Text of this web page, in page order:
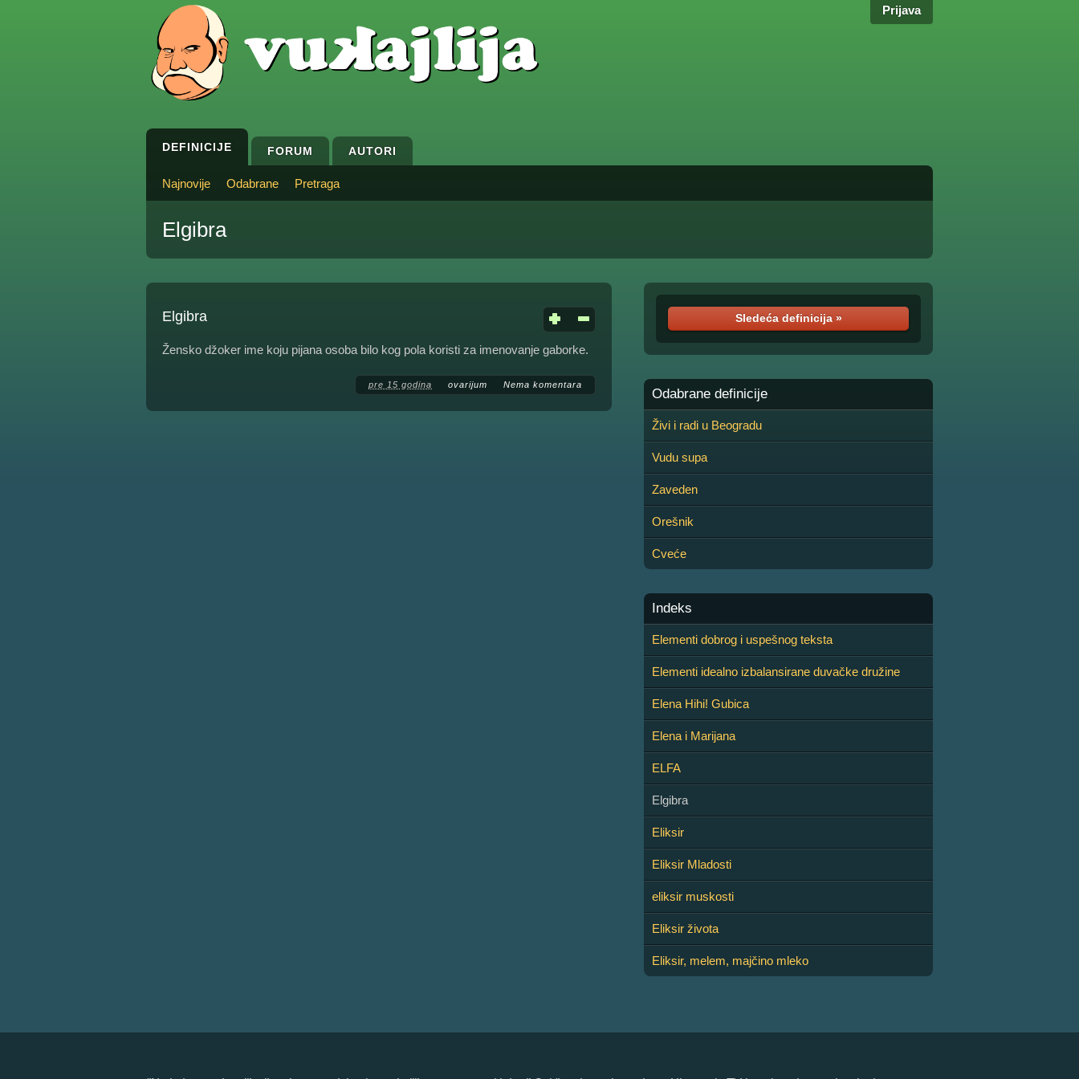
Prijava
DEFINICIJE FORUM AUTORI
Najnovije Odabrane Pretraga
Elgibra
Elgibra
Žensko džoker ime koju pijana osoba bilo kog pola koristi za imenovanje gaborke.
pre 15 godina ovarijum Nema komentara
Sledeća definicija »
Odabrane definicije
Živi i radi u Beogradu
Vudu supa
Zaveden
Orešnik
Cveće
Indeks
Elementi dobrog i uspešnog teksta
Elementi idealno izbalansirane duvačke družine
Elena Hihi! Gubica
Elena i Marijana
ELFA
Elgibra
Eliksir
Eliksir Mladosti
eliksir muskosti
Eliksir života
Eliksir, melem, majčino mleko